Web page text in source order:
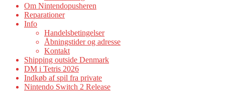
Om Nintendopusheren
Reparationer
Info
Handelsbetingelser
Åbningstider og adresse
Kontakt
Shipping outside Denmark
DM i Tetris 2026
Indkøb af spil fra private
Nintendo Switch 2 Release